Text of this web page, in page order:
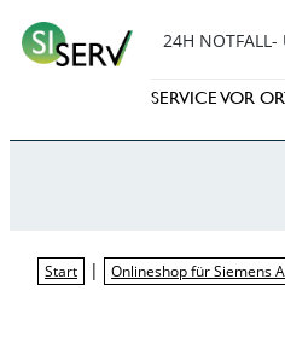
24H NOTFALL-
SERVICE VOR
Start | Onlineshop für Siemens